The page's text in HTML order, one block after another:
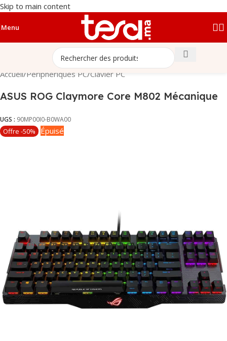
Skip to main content
Menu
Accueil/Périphériques PC/Clavier PC
ASUS ROG Claymore Core M802 Mécanique
UGS : 90MP00I0-B0WA00
Offre -50% Épuisé